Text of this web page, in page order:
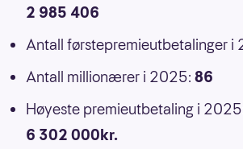
2 985 406
Antall førstepremieutbetalinger i
Antall millionærer i 2025: 86
Høyeste premieutbetaling i
6 302 000kr.